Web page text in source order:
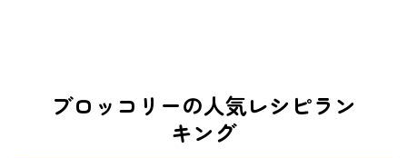
ブロッコリーの人気レシピラン
キング